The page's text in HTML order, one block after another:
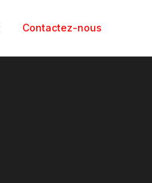
Contactez-nous